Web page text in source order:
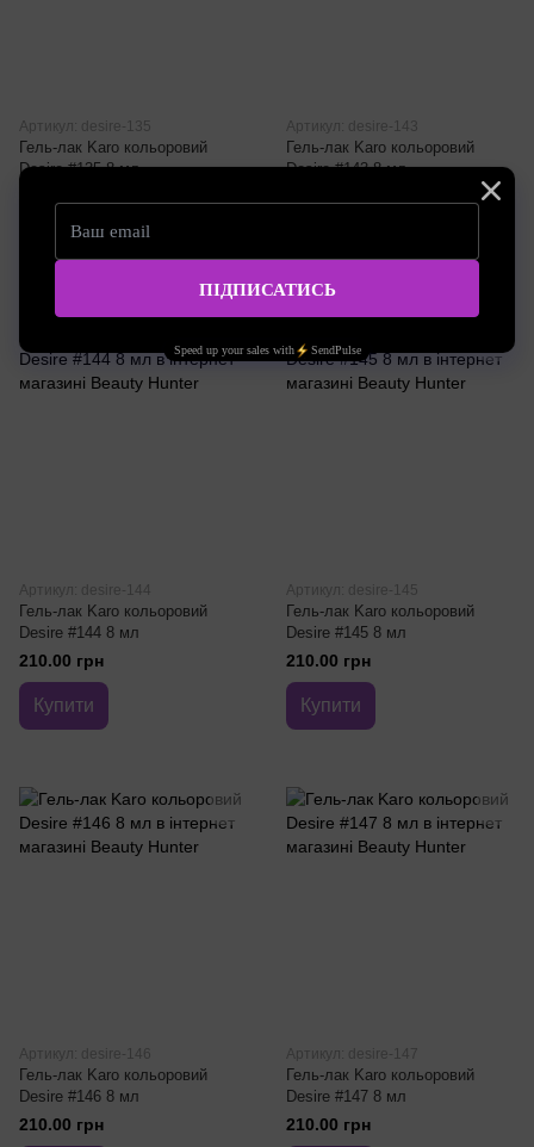
Артикул: desire-135
Гель-лак Karo кольоровий
Desire #135 8 мл
Купити
Артикул: desire-143
Гель-лак Karo кольоровий
Desire #143 8 мл
Артикул: desire-144
Гель-лак Karo кольоровий
Desire #144 8 мл
210.00 грн
Купити
Артикул: desire-145
Гель-лак Karo кольоровий
Desire #145 8 мл
210.00 грн
Купити
Артикул: desire-146
Гель-лак Karo кольоровий
Desire #146 8 мл
210.00 грн
Артикул: desire-147
Гель-лак Karo кольоровий
Desire #147 8 мл
210.00 грн